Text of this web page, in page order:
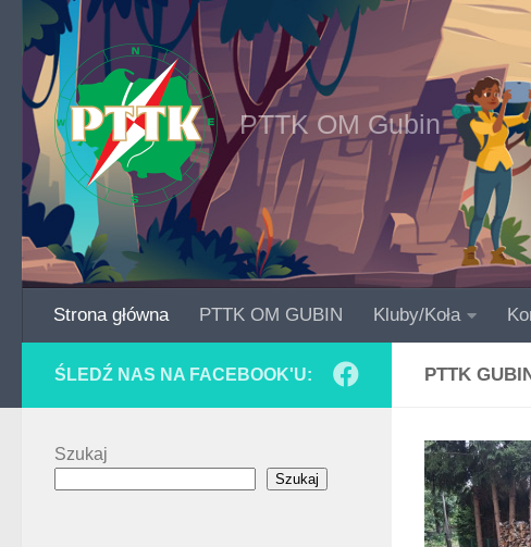
Skip to content
PTTK OM Gubin
Strona główna PTTK OM GUBIN Kluby/Koła
PTTK
ŚLEDŹ NAS NA FACEBOOK'U:
Szukaj
Szukaj